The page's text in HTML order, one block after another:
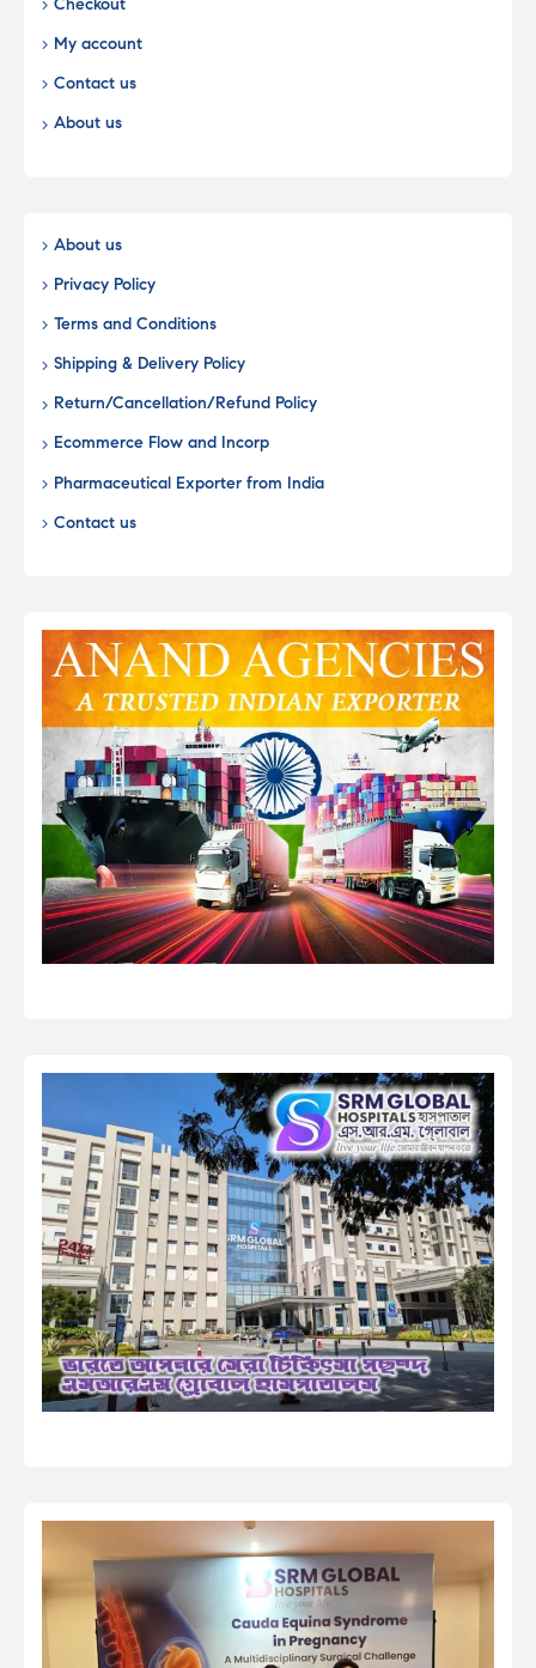
My account
Contact us
About us
About us
Privacy Policy
Terms and Conditions
Shipping & Delivery Policy
Return/Cancellation/Refund Policy
Ecommerce Flow and Incorp
Pharmaceutical Exporter from India
Contact us